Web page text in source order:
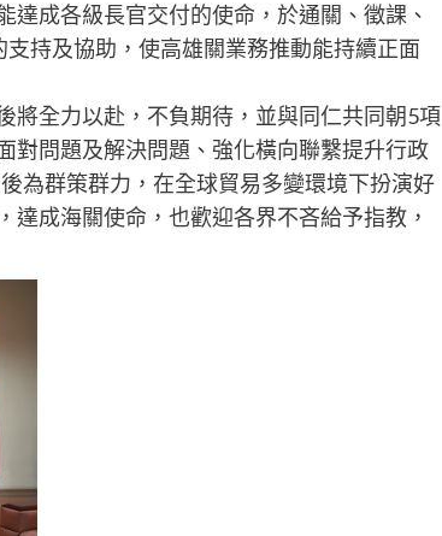
成各級長官交付的使命，於通關、徵課、
持及協助，使高雄關業務推動能持續正面
將全力以赴，不負期待，並與同仁共同朝5項
對問題及解決問題、強化橫向聯繫提升行政
為群策群力，在全球貿易多變環境下扮演好
成海關使命，也歡迎各界不吝給予指教，